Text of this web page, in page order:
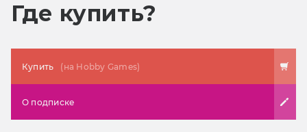
Где купить?
Купить (на Hobby Games)
О подписке